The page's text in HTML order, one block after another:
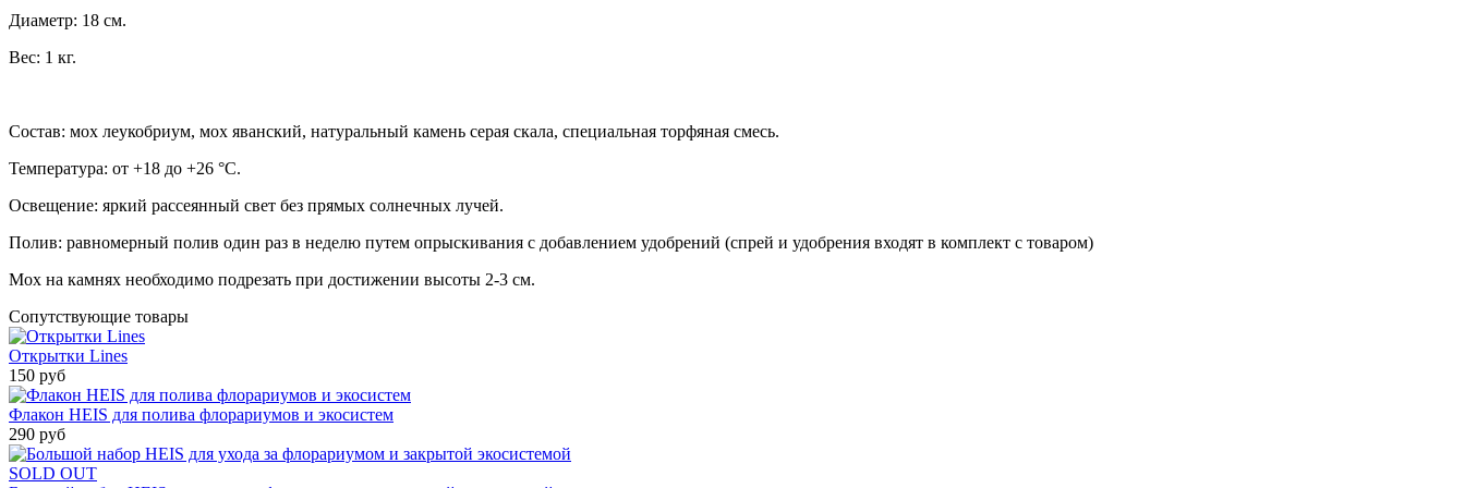
Диаметр: 18 см.
Вес: 1 кг.
Состав: мох леукобриум, мох яванский, натуральный камень серая скала, специальная торфяная смесь.
Температура: от +18 до +26 °C.
Освещение: яркий рассеянный свет без прямых солнечных лучей.
Полив: равномерный полив один раз в неделю путем опрыскивания с добавлением удобрений (спрей и удобрения входят в комплект с товаром)
Мох на камнях необходимо подрезать при достижении высоты 2-3 см.
Сопутствующие товары
Открытки Lines
150 руб
Флакон HEIS для полива флорариумов и экосистем
290 руб
SOLD OUT